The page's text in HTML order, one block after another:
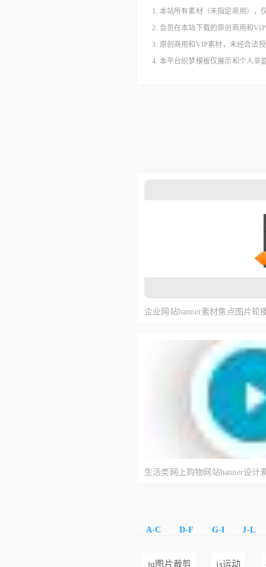
1. 本站所有素材（未指定商用），
2. 会员在本站下载的原创商用和
3. 原创商用和VIP素材，未经合法
4. 本平台织梦模板仅展示和个人非
企业网站banner素材焦点图片轮
生活类网上购物网站banner设计
A-C D-F G-I J-L
jq图片裁剪 js运动